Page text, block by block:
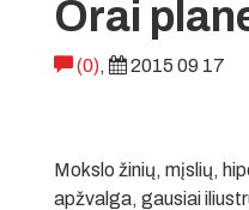
Orai
(0), 2015 09 17
Mokslo žinių, mįslių,
apžvalga, gausiai